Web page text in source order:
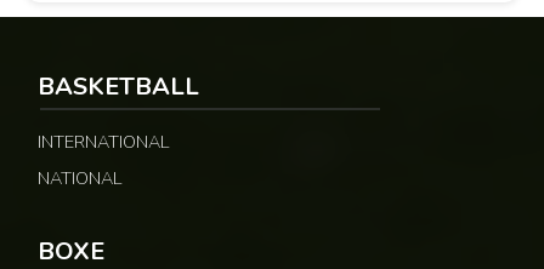
BASKETBALL
INTERNATIONAL
NATIONAL
BOXE